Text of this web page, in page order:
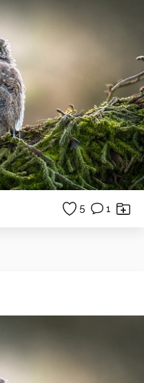
5 1